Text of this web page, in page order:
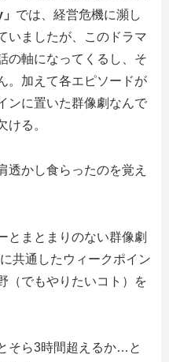
では、経営危機に瀕し
いましたが、このドラマ
の軸になってくるし、そ
。加えて各エピソードが
ンに置いた群像劇なんで
ける。
透かし食らったのを覚え
とまとまりのない群像劇
共通したウィークポイン
（でもやりたいコト）を
そら3時間超えるか…と